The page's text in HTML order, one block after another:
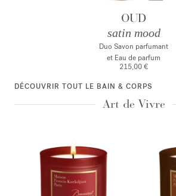
OUD
satin mood
Duo Savon parfumant
et Eau de parfum
215,00 €
DÉCOUVRIR TOUT LE BAIN & CORPS
Art de Vivre